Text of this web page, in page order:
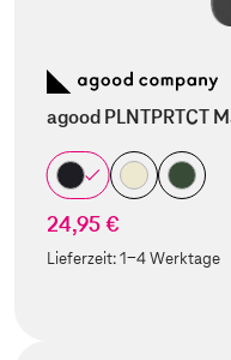
agood PLNTPRTCT
24,95 €
Lieferzeit:1-4 Werktage